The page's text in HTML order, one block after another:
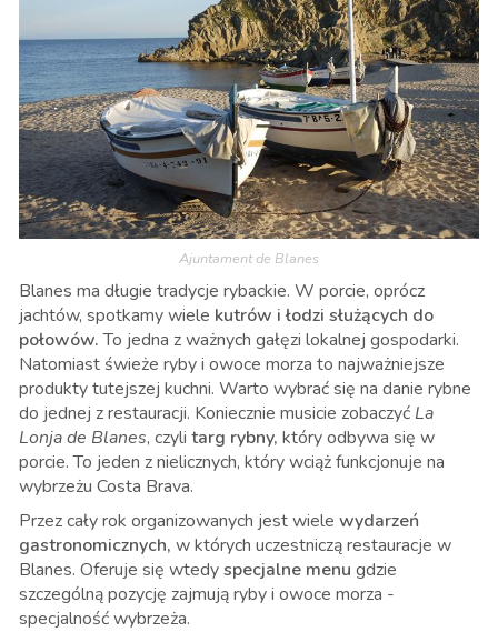
Ajuntament de Blanes
Blanes ma długie tradycje rybackie. W porcie, oprócz
jachtów, spotkamy wiele kutrów i łodzi służących do
połowów.To jedna z ważnych gałęzi lokalnej gospodarki.
Natomiast świeże ryby i owoce morza to najważniejsze
produkty tutejszej kuchni. Warto wybrać się na danie rybne
do jednej z restauracji. Koniecznie musicie zobaczyć La
Lonja de Blanes, czyli targ rybny, który odbywa się w
porcie. To jeden z nielicznych, który wciąż funkcjonuje na
wybrzeżu Costa Brava.
Przez cały rok organizowanych jest wiele wydarzeń
gastronomicznych, w których uczestniczą restauracje w
Blanes. Oferuje się wtedyspecjalne menu gdzie
szczególną pozycję zajmują ryby i owoce morza -
specjalność wybrzeża.